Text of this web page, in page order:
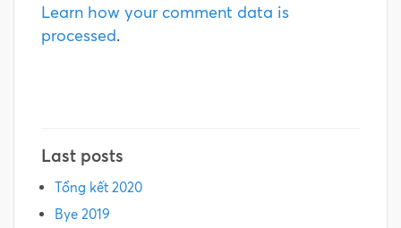
Learn how your comment data is
processed.
Last posts
Tổng kết 2020
Bye 2019